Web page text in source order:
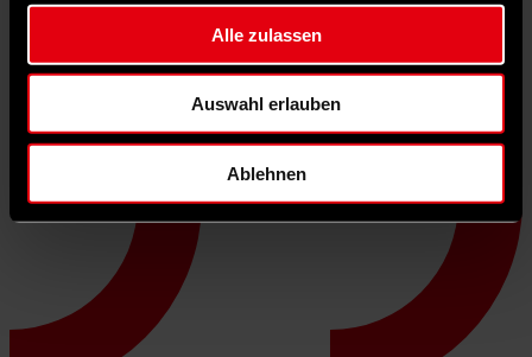
Alle zulassen
Auswahl erlauben
Ablehnen